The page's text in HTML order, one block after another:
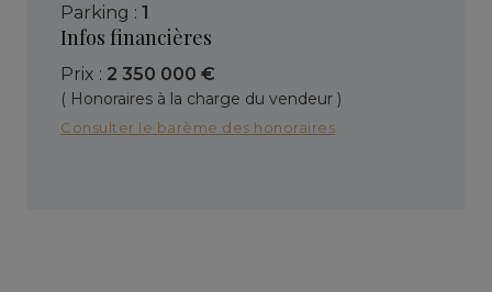
parking : 1
Infos financières
Prix : 2 350 000 €
( Honoraires à la charge du vendeur )
Consulter le barème des honoraires